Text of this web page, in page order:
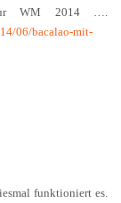
WM 2014 ….
06/bacalao-mit-
funktioniert es.